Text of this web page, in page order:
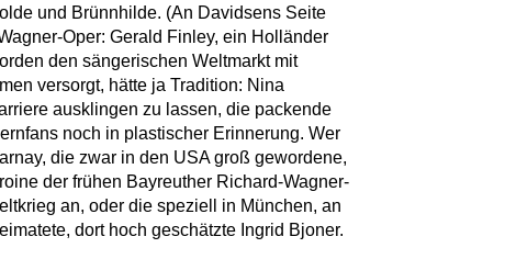
und Brünnhilde. (An Davidsens Seite
Oper: Gerald Finley, ein Holländer
den sängerischen Weltmarkt mit
versorgt, hätte ja Tradition: Nina
ausklingen zu lassen, die packende
noch in plastischer Erinnerung. Wer
die zwar in den USA groß gewordene,
der frühen Bayreuther Richard-Wagner-
an, oder die speziell in München, an
dort hoch geschätzte Ingrid Bjoner.